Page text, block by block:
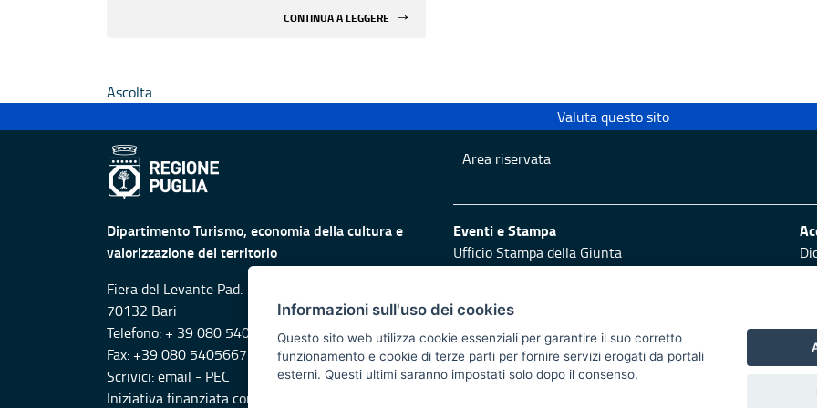
CONTINUA A LEGGERE
Ascolta
Valuta questo sito
Area riservata
Dipartimento Turismo, economia della cultura e
valorizzazione del territorio
Fiera del Levante Pad. 107, Lungomare Starita -
70132 Bari
Telefono: + 39 080 5405615
Fax: +39 080 5405667
Scrivici:email - PEC
Eventi e Stampa
Ufficio Stampa della Giunta
Press Regione
Responsabili di pubblicazione
Iniziativa finanziata con risorse del POR Puglia 2014/2020 - Asse XI
Informazioni sull'uso dei cookies
Questo sito web utilizza cookie essenziali per garantire il suo corretto
funzionamento e cookie di terze parti per fornire servizi erogati da portali
esterni. Questi ultimi saranno impostati solo dopo il consenso.